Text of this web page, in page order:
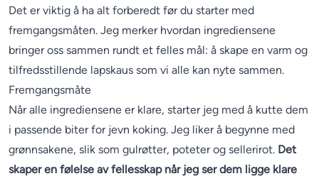
Det er viktig å ha alt forberedt før du starter med
fremgangsmåten. Jeg merker hvordan ingrediensene
bringer oss sammen rundt et felles mål: å skape en varm og
tilfredsstillende lapskaus som vi alle kan nyte sammen.
Fremgangsmåte
Når alle ingrediensene er klare, starter jeg med å kutte dem
i passende biter for jevn koking. Jeg liker å begynne med
grønnsakene, slik som gulrøtter, poteter og sellerirot. Det
skaper en følelse av fellesskap når jeg ser dem ligge klare